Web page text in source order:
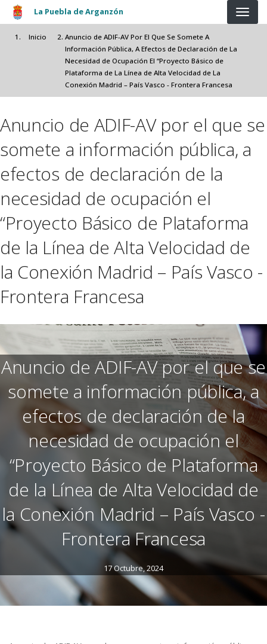
Pasar al contenido principal
La Puebla de Arganzón
Inicio
Anuncio de ADIF-AV Por El Que Se Somete A
Información Pública, A Efectos de Declaración de La
Necesidad de Ocupación El “Proyecto Básico de
Plataforma de La Línea de Alta Velocidad de La
Conexión Madrid – País Vasco - Frontera Francesa
Anuncio de ADIF-AV por el que se
somete a información pública, a
efectos de declaración de la
necesidad de ocupación el
“Proyecto Básico de Plataforma
de la Línea de Alta Velocidad de
la Conexión Madrid – País Vasco -
Frontera Francesa
Anuncio de ADIF-AV por el que se
somete a información pública, a
efectos de declaración de la
necesidad de ocupación el
“Proyecto Básico de Plataforma
de la Línea de Alta Velocidad de
la Conexión Madrid – País Vasco -
Frontera Francesa
17 Octubre, 2024